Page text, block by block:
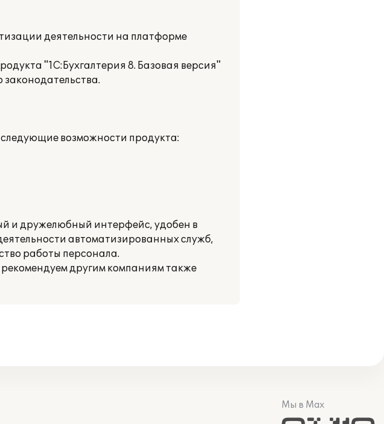
деятельности на платформе
"1С:Бухгалтерия 8. Базовая версия"
законодательства.
возможности продукта:
и дружелюбный интерфейс, удобен в
автоматизированных служб,
работы персонала.
другим компаниям также
Мы в Max